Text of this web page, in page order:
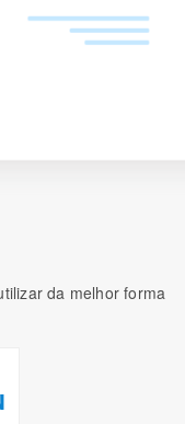
da melhor forma